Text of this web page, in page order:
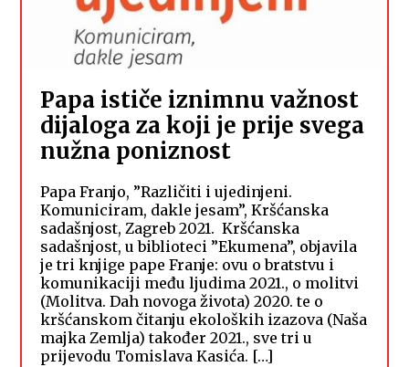
Papa ističe iznimnu važnost
dijaloga za koji je prije svega
nužna poniznost
Papa Franjo, ”Različiti i ujedinjeni.
Komuniciram, dakle jesam”, Kršćanska
sadašnjost, Zagreb 2021. Kršćanska
sadašnjost, u biblioteci ”Ekumena”, objavila
je tri knjige pape Franje: ovu o bratstvu i
komunikaciji među ljudima 2021., o molitvi
(Molitva. Dah novoga života) 2020. te o
kršćanskom čitanju ekoloških izazova (Naša
majka Zemlja) također 2021., sve tri u
prijevodu Tomislava Kasića. […]